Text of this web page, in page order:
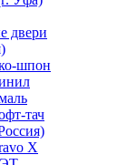
двери
шпон
тач
X